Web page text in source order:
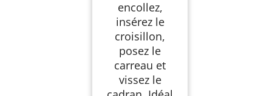
encollez,
insérez le
croisillon,
posez le
carreau et
vissez le